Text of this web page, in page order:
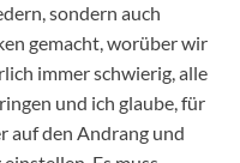
sondern auch
gemacht, worüber wir
immer schwierig, alle
und ich glaube, für
auf den Andrang und